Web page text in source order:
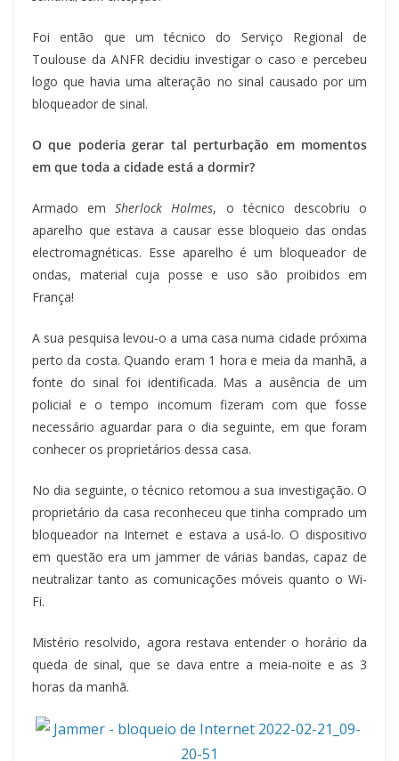
Foi então que um técnico do Serviço Regional de
Toulouse da ANFR decidiu investigar o caso e percebeu
logo que havia uma alteração no sinal causado por um
bloqueador de sinal.
O que poderia gerar tal perturbação em momentos
em que toda a cidade está a dormir?
Armado emSherlock Holmes, o técnico descobriu o
aparelho que estava a causar esse bloqueio das ondas
electromagnéticas. Esse aparelho é um bloqueador de
ondas, material cuja posse e uso são proibidos em
França!
A sua pesquisa levou-o a uma casa numa cidade próxima
perto da costa. Quando eram 1 hora e meia da manhã, a
fonte do sinal foi identificada. Mas a ausência de um
policial e o tempo incomum fizeram com que fosse
necessário aguardar para o dia seguinte, em que foram
conhecer os proprietários dessa casa.
No dia seguinte, o técnico retomou a sua investigação. O
proprietário da casa reconheceu que tinha comprado um
bloqueador na Internet e estava a usá-lo. O dispositivo
em questão era um jammer de várias bandas, capaz de
neutralizar tanto as comunicações móveis quanto o Wi-
Fi.
Mistério resolvido, agora restava entender o horário da
queda de sinal, que se dava entre a meia-noite e as 3
horas da manhã.